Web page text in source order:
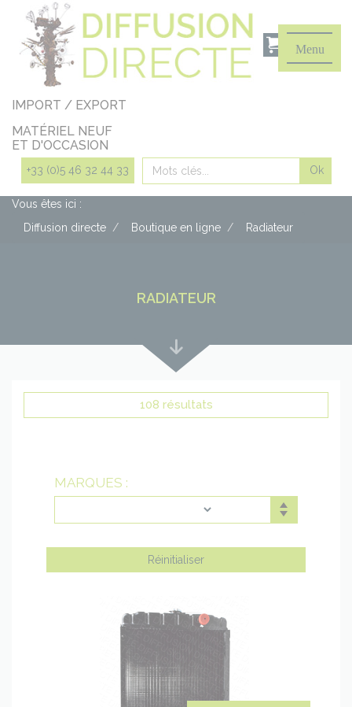
Menu
IMPORT / EXPORT
MATÉRIEL NEUF
ET D'OCCASION
+33 (0)5 46 32 44 33 Rechercher
Vous êtes ici :
Diffusion directe
Boutique en ligne Radiateur
RADIATEUR
Lire
plus
bas
108 résultats
MARQUES :
Panneau de gestion des cookies